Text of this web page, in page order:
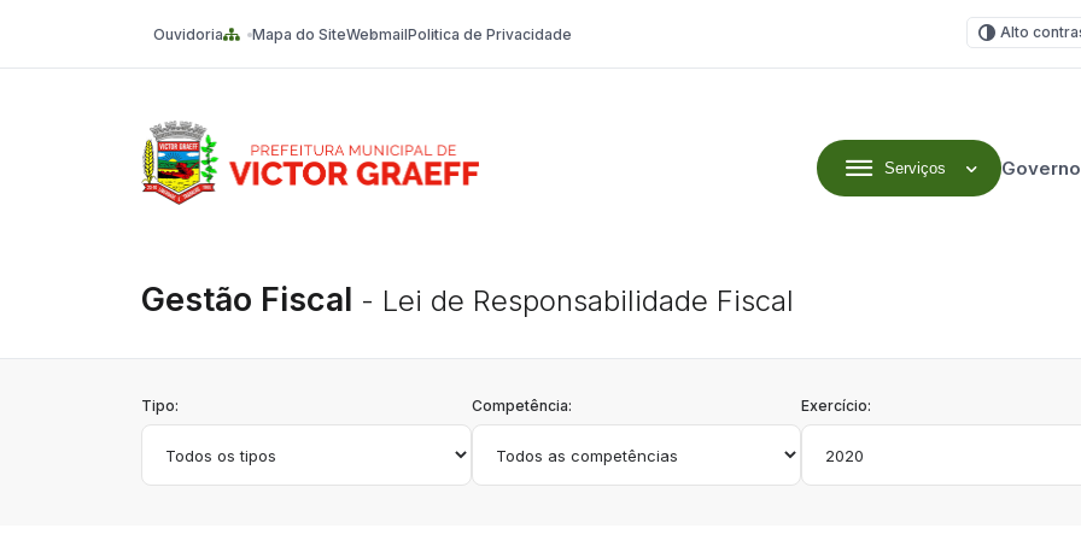
Ouvidoria Mapa do SiteWebmailPolitica de Privacidade Alto
Serviços Governo
Gestão Fiscal - Lei de Responsabilidade Fiscal
Tipo: Competência: Exercício: